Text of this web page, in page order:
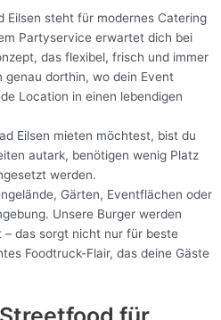
Eilsen steht für modernes Catering
Partyservice erwartet dich bei
das flexibel, frisch und immer
genau dorthin, wo dein Event
Location in einen lebendigen
Eilsen mieten möchtest, bist du
autark, benötigen wenig Platz
werden.
Gärten, Eventflächen oder
Unsere Burger werden
das sorgt nicht nur für beste
Foodtruck-Flair, das deine Gäste